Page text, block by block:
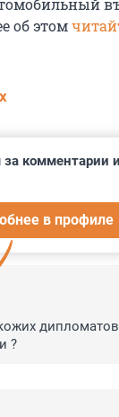
об этом
комментарии
в профиле
дипломатов
?